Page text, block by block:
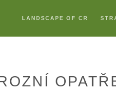
LANDSCAPE OF CR